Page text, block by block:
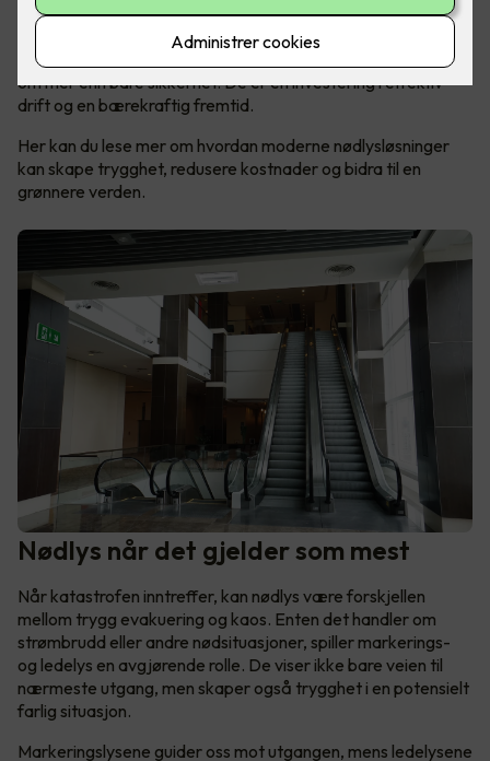
I en verden der sikkerhet aldri kan tas for gitt, er nødlys en
kritisk komponent som sikrer trygghet og ro, både i
hverdagen og i krisesituasjoner. Men nødlyssystemer handler
om mer enn bare sikkerhet. De er en investering i effektiv
drift og en bærekraftig fremtid.
Her kan du lese mer om hvordan moderne nødlysløsninger
kan skape trygghet, redusere kostnader og bidra til en
grønnere verden.
Nødlys når det gjelder som mest
Når katastrofen inntreffer, kan nødlys være forskjellen
mellom trygg evakuering og kaos. Enten det handler om
strømbrudd eller andre nødsituasjoner, spiller markerings-
og ledelys en avgjørende rolle. De viser ikke bare veien til
nærmeste utgang, men skaper også trygghet i en potensielt
farlig situasjon.
Markeringslysene guider oss mot utgangen, mens ledelysene